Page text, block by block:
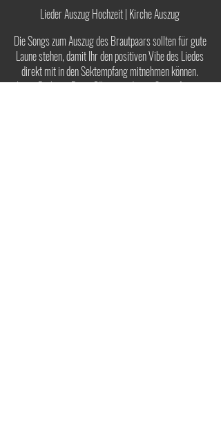
Die Songs zum Auszug des Brautpaars sollten für gute
Laune stehen, damit Ihr den positiven Vibe des Liedes
direkt mit in den Sektempfang mitnehmen können.
Lasst Euch von Euren Gästen zu diesen Songs feiern.
Lieder Auszug Hochzeit | Kirche Auszug